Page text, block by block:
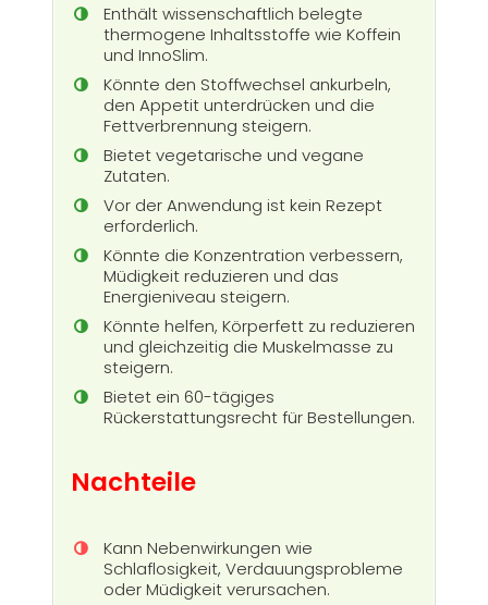
Enthält wissenschaftlich belegte
thermogene Inhaltsstoffe wie Koffein
und InnoSlim.
Könnte den Stoffwechsel ankurbeln,
den Appetit unterdrücken und die
Fettverbrennung steigern.
Bietet vegetarische und vegane
Zutaten.
Vor der Anwendung ist kein Rezept
erforderlich.
Könnte die Konzentration verbessern,
Müdigkeit reduzieren und das
Energieniveau steigern.
Könnte helfen, Körperfett zu reduzieren
und gleichzeitig die Muskelmasse zu
steigern.
Bietet ein 60-tägiges
Rückerstattungsrecht für Bestellungen.
Nachteile
Kann Nebenwirkungen wie
Schlaflosigkeit, Verdauungsprobleme
oder Müdigkeit verursachen.